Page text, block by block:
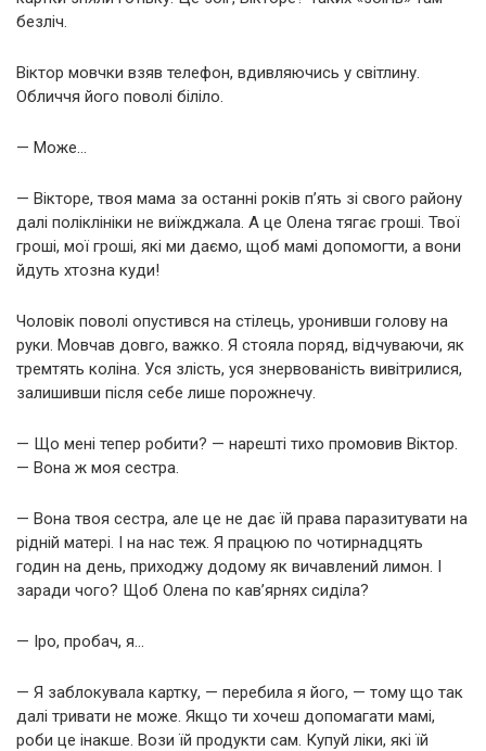
безліч.
Віктор мовчки взяв телефон, вдивляючись у світлину.
Обличчя його поволі біліло.
— Може…
— Вікторе, твоя мама за останні років п’ять зі свого району
далі поліклініки не виїжджала. А це Олена тягає гроші. Твої
гроші, мої гроші, які ми даємо, щоб мамі допомогти, а вони
йдуть хтозна куди!
Чоловік поволі опустився на стілець, уронивши голову на
руки. Мовчав довго, важко. Я стояла поряд, відчуваючи, як
тремтять коліна. Уся злість, уся знервованість вивітрилися,
залишивши після себе лише порожнечу.
— Що мені тепер робити? — нарешті тихо промовив Віктор.
— Вона ж моя сестра.
— Вона твоя сестра, але це не дає їй права паразитувати на
рідній матері. І на нас теж. Я працюю по чотирнадцять
годин на день, приходжу додому як вичавлений лимон. І
заради чого? Щоб Олена по кав’ярнях сиділа?
— Іро, пробач, я…
— Я заблокувала картку, — перебила я його, — тому що так
далі тривати не може. Якщо ти хочеш допомагати мамі,
роби це інакше. Вози їй продукти сам. Купуй ліки, які їй